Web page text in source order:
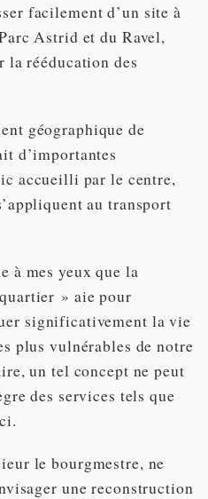
facilement d’un site à
Astrid et du Ravel,
rééducation des
géographique de
d’importantes
accueilli par le centre,
au transport
à mes yeux que la
» aie pour
significativement la vie
plus vulnérables de notre
un tel concept ne peut
des services tels que
le bourgmestre, ne
une reconstruction